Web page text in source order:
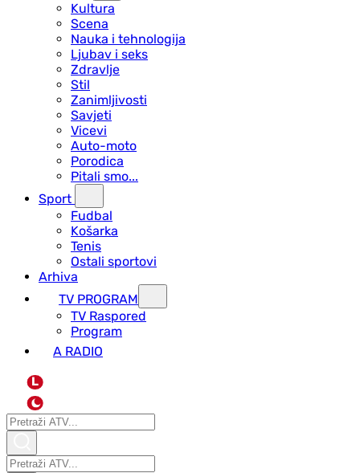
Kultura
Scena
Nauka i tehnologija
Ljubav i seks
Zdravlje
Stil
Zanimljivosti
Savjeti
Vicevi
Auto-moto
Porodica
Pitali smo...
Sport
Fudbal
Košarka
Tenis
Ostali sportovi
Arhiva
TV PROGRAM
ТV Raspored
Program
A RADIO
L